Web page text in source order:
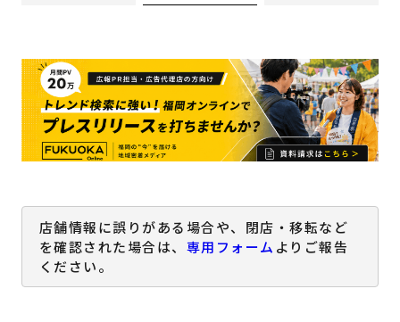
店舗情報に誤りがある場合や、閉店・移転など
を確認された場合は、 専用フォーム よりご報告
ください。